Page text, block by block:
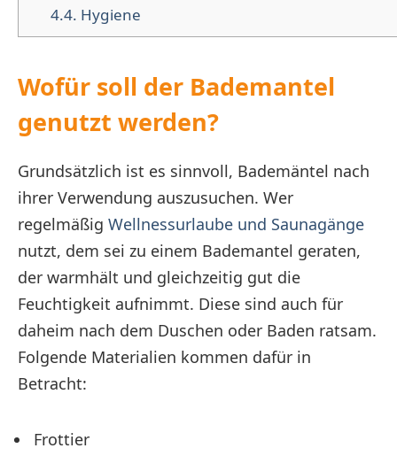
4.4. Hygiene
Wofür soll der Bademantel
genutzt werden?
Grundsätzlich ist es sinnvoll, Bademäntel nach
ihrer Verwendung auszusuchen. Wer
regelmäßig Wellnessurlaube und Saunagänge
nutzt, dem sei zu einem Bademantel geraten,
der warmhält und gleichzeitig gut die
Feuchtigkeit aufnimmt. Diese sind auch für
daheim nach dem Duschen oder Baden ratsam.
Folgende Materialien kommen dafür in
Betracht:
Frottier